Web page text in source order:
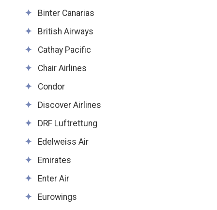
Binter Canarias
British Airways
Cathay Pacific
Chair Airlines
Condor
Discover Airlines
DRF Luftrettung
Edelweiss Air
Emirates
Enter Air
Eurowings